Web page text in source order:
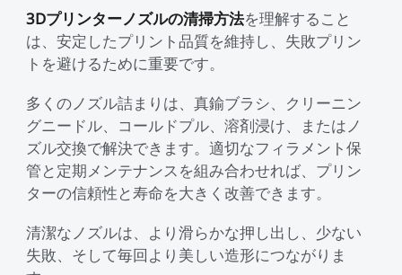
3Dプリンターノズルの清掃方法を理解すること
は、安定したプリント品質を維持し、失敗プリン
トを避けるために重要です。
多くのノズル詰まりは、真鍮ブラシ、クリーニン
グニードル、コールドプル、溶剤浸け、またはノ
ズル交換で解決できます。適切なフィラメント保
管と定期メンテナンスを組み合わせれば、プリン
ターの信頼性と寿命を大きく改善できます。
清潔なノズルは、より滑らかな押し出し、少ない
失敗、そして毎回より美しい造形につながりま